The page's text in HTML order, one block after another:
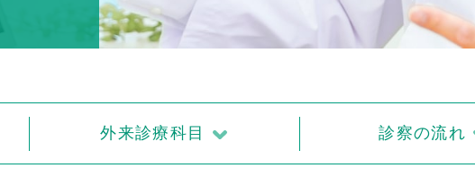
外来診療科目 診察の流れ